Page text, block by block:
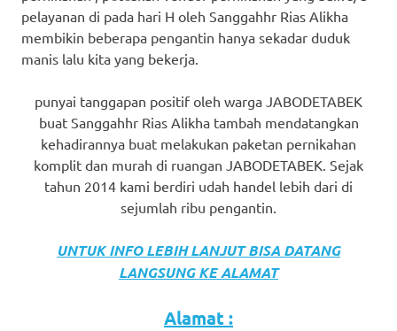
pelayanan di pada hari H oleh Sanggahhr Rias Alikha
membikin beberapa pengantin hanya sekadar duduk
manis lalu kita yang bekerja.
punyai tanggapan positif oleh warga JABODETABEK
buat Sanggahhr Rias Alikha tambah mendatangkan
kehadirannya buat melakukan paketan pernikahan
komplit dan murah di ruangan JABODETABEK. Sejak
tahun 2014 kami berdiri udah handel lebih dari di
sejumlah ribu pengantin.
UNTUK INFO LEBIH LANJUT BISA DATANG
LANGSUNG KE ALAMAT
Alamat :